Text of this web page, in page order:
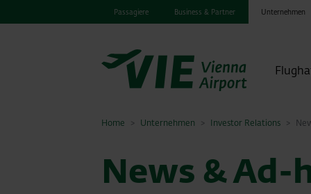
Passagiere Business & Partner Unternehmen
Home Unternehmen Investor Relations
News &